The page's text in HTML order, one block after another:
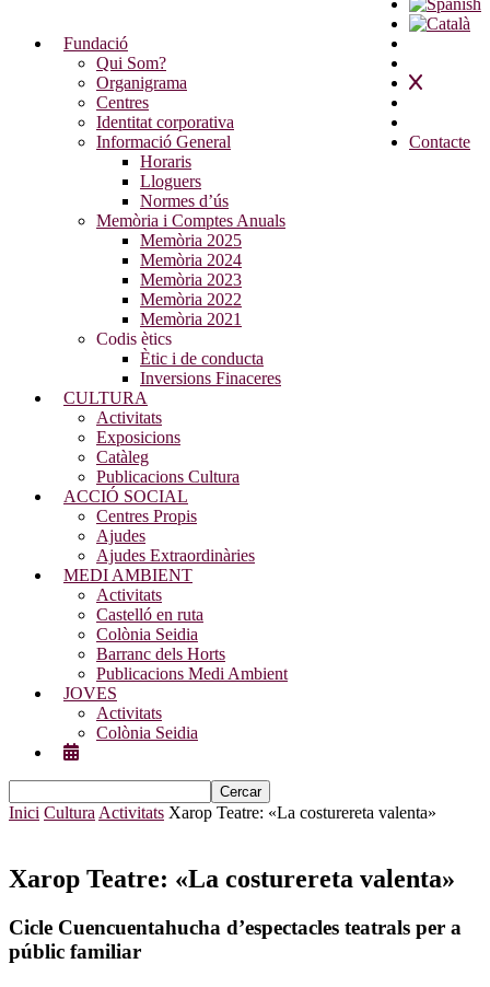
Contacte
Fundació
Qui Som?
Organigrama
Centres
Identitat corporativa
Informació General
Horaris
Lloguers
Normes d’ús
Memòria i Comptes Anuals
Memòria 2025
Memòria 2024
Memòria 2023
Memòria 2022
Memòria 2021
Codis ètics
Ètic i de conducta
Inversions Finaceres
CULTURA
Activitats
Exposicions
Catàleg
Publicacions Cultura
ACCIÓ SOCIAL
Centres Propis
Ajudes
Ajudes Extraordinàries
MEDI AMBIENT
Activitats
Castelló en ruta
Colònia Seidia
Barranc dels Horts
Publicacions Medi Ambient
JOVES
Activitats
Colònia Seidia
Inici Cultura Activitats Xarop Teatre: «La costurereta valenta»
Xarop Teatre: «La costurereta valenta»
Cicle Cuencuentahucha d’espectacles teatrals per a
públic familiar